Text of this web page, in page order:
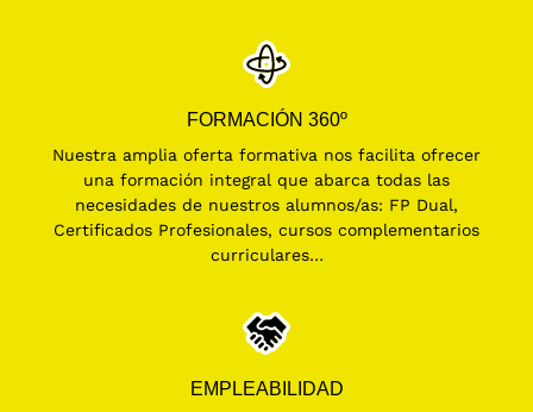
FORMACIÓN 360º
Nuestra amplia oferta formativa nos facilita ofrecer
una formación integral que abarca todas las
necesidades de nuestros alumnos/as: FP Dual,
Certificados Profesionales, cursos complementarios
curriculares…
EMPLEABILIDAD